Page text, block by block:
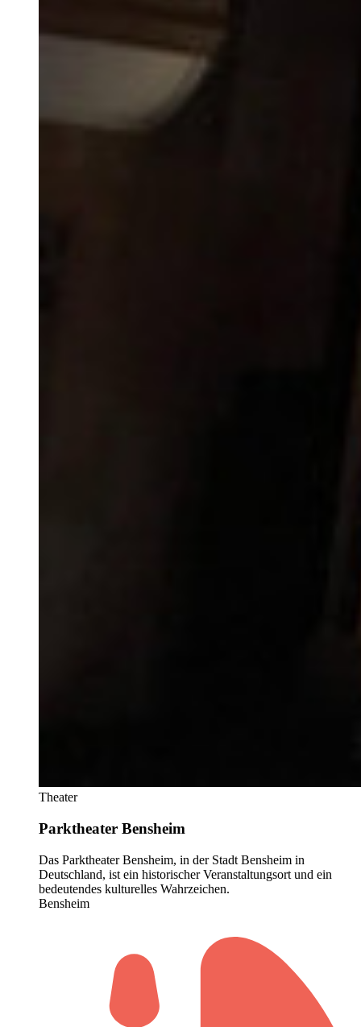
Theater
Parktheater Bensheim
Das Parktheater Bensheim, in der Stadt Bensheim in
Deutschland, ist ein historischer Veranstaltungsort und ein
bedeutendes kulturelles Wahrzeichen.
Bensheim